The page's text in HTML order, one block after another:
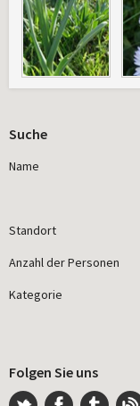
Suche
Name
Standort
Anzahl der Personen
Kategorie
Folgen Sie uns